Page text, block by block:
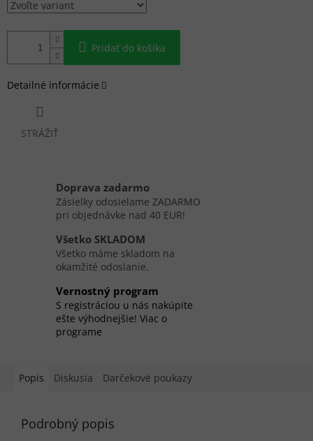
Pridať do košíka
Detailné informácie
STRÁŽIŤ
Doprava zadarmo
Zásielky odosielame ZADARMO
pri objednávke nad 40 EUR!
Všetko SKLADOM
Všetko máme skladom na
okamžité odoslanie.
Vernostný program
S registráciou u nás nakúpite
ešte výhodnejšie! Viac o
programe
Popis Diskusia Darčekové poukazy
Podrobný popis